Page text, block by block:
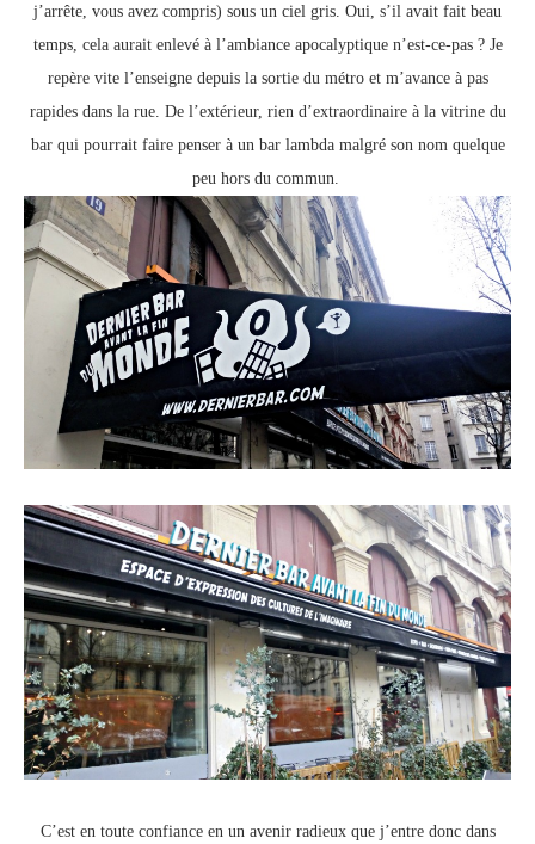
j’arrête, vous avez compris) sous un ciel gris. Oui, s’il avait fait beau
temps, cela aurait enlevé à l’ambiance apocalyptique n’est-ce-pas ? Je
repère vite l’enseigne depuis la sortie du métro et m’avance à pas
rapides dans la rue. De l’extérieur, rien d’extraordinaire à la vitrine du
bar qui pourrait faire penser à un bar lambda malgré son nom quelque
peu hors du commun.
C’est en toute confiance en un avenir radieux que j’entre donc dans